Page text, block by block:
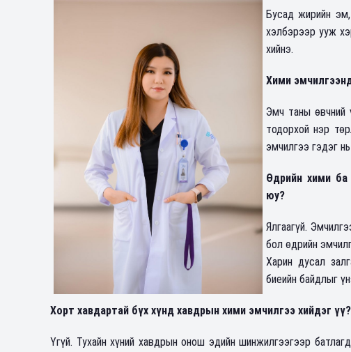
Бусад жирийн
хэлбэрээр ууж
хийнэ.
Хими
Эмч таны өвчний
тодорхой нэр
эмчилгээ гэдэг
Өдрийн хими ба
юу?
Ялгаагүй.
бол өдрийн
Харин дусал
биеийн байдлыг
Хорт хавдартай бүх хүнд хавдрын хими эмчилгээ хийдэг үү?
Үгүй. Тухайн хүний хавдрын онош эдийн шинжилгээгээр